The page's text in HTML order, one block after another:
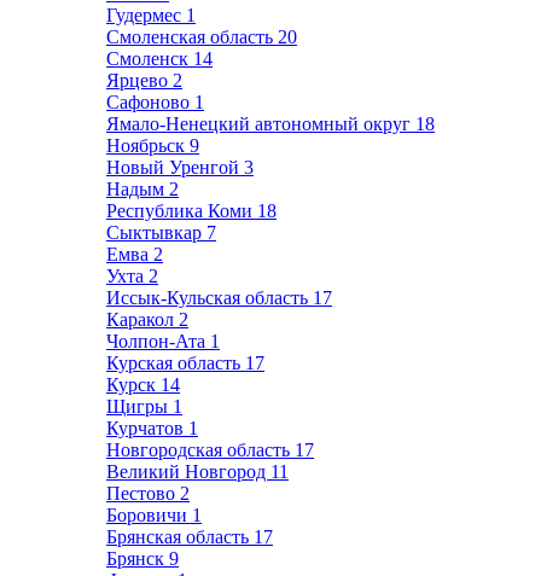
Гудермес 1
Смоленская область 20
Смоленск 14
Ярцево 2
Сафоново 1
Ямало-Ненецкий автономный округ 18
Ноябрьск 9
Новый Уренгой 3
Надым 2
Республика Коми 18
Сыктывкар 7
Емва 2
Ухта 2
Иссык-Кульская область 17
Каракол 2
Чолпон-Ата 1
Курская область 17
Курск 14
Щигры 1
Курчатов 1
Новгородская область 17
Великий Новгород 11
Пестово 2
Боровичи 1
Брянская область 17
Брянск 9